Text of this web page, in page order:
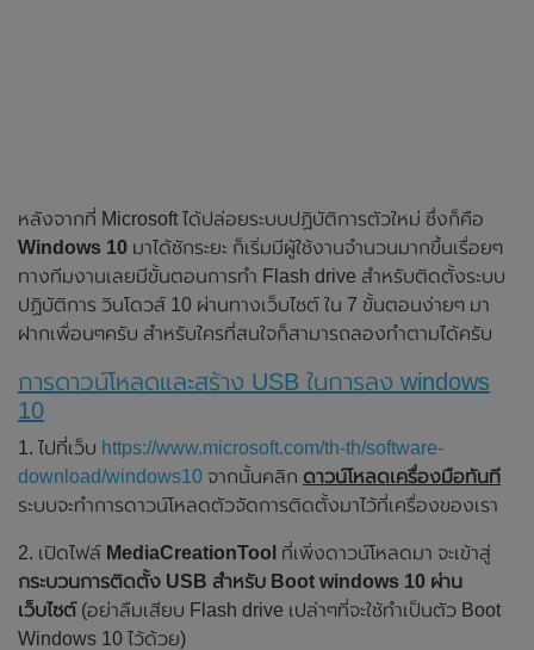
หลังจากที่ Microsoft ได้ปล่อยระบบปฏิบัติการตัวใหม่ ซึ่งก็คือ
Windows 10 มาได้ซักระยะ ก็เริ่มมีผู้ใช้งานจำนวนมากขึ้นเรื่อยๆ
ทางทีมงานเลยมีขั้นตอนการทำ Flash drive สำหรับติดตั้งระบบ
ปฏิบัติการ วินโดวส์ 10 ผ่านทางเว็บไซต์ ใน 7 ขั้นตอนง่ายๆ มา
ฝากเพื่อนๆครับ สำหรับใครที่สนใจก็สามารถลองทำตามได้ครับ
การดาวน์โหลดและสร้าง USB ในการลง windows
10
1. ไปที่เว็บ https://www.microsoft.com/th-th/software-
download/windows10 จากนั้นคลิก ดาวน์โหลดเครื่องมือทันที
ระบบจะทำการดาวน์โหลดตัวจัดการติดตั้งมาไว้ที่เครื่องของเรา
2. เปิดไฟล์ MediaCreationTool ที่เพิ่งดาวน์โหลดมา จะเข้าสู่
กระบวนการติดตั้ง USB สำหรับ Boot windows 10 ผ่าน
เว็บไซต์(อย่าลืมเสียบ Flash drive เปล่าๆที่จะใช้ทำเป็นตัว Boot
Windows 10 ไว้ด้วย)